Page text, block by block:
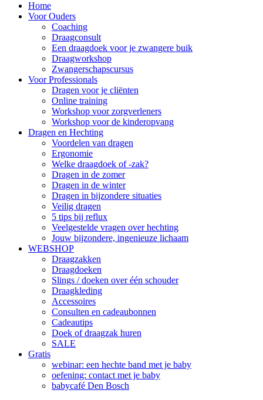
Home
Voor Ouders
Coaching
Draagconsult
Een draagdoek voor je zwangere buik
Draagworkshop
Zwangerschapscursus
Voor Professionals
Dragen voor je cliënten
Online training
Workshop voor zorgverleners
Workshop voor de kinderopvang
Dragen en Hechting
Voordelen van dragen
Ergonomie
Welke draagdoek of -zak?
Dragen in de zomer
Dragen in de winter
Dragen in bijzondere situaties
Veilig dragen
5 tips bij reflux
Veelgestelde vragen over hechting
Jouw bijzondere, ingenieuze lichaam
WEBSHOP
Draagzakken
Draagdoeken
Slings / doeken over één schouder
Draagkleding
Accessoires
Consulten en cadeaubonnen
Cadeautips
Doek of draagzak huren
SALE
Gratis
webinar: een hechte band met je baby
oefening: contact met je baby
babycafé Den Bosch